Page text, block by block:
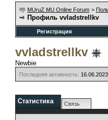
MUruZ MU Online Forum >
Профиль vvladstrellkv
Регистрация
vvladstrellkv
Newbie
Последняя активность: 16.06.2023
Статистика Связь